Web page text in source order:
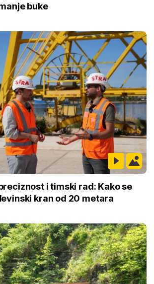
buke
i timski rad: Kako se
kran od 20 metara